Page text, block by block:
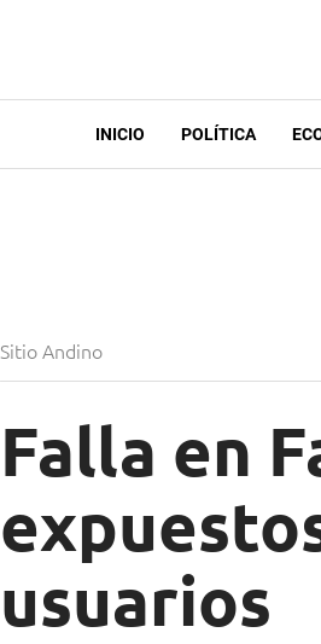
INICIO POLÍTICA
Sitio Andino
Falla en
usuarios